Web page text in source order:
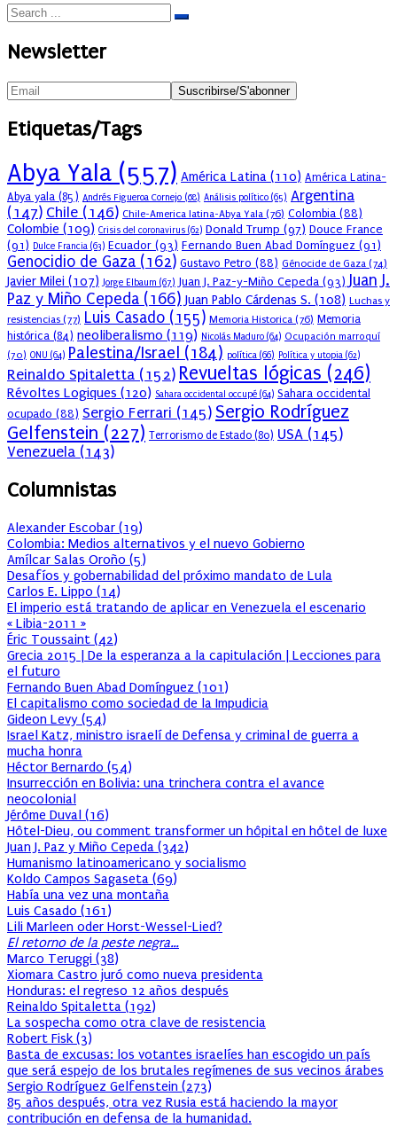
Newsletter
Etiquetas/Tags
Abya Yala (557) América Latina (110) América Latina-
Abya yala (85) Andrés Figueroa Cornejo (68) Análisis político (65) Argentina
(147) Chile (146) Chile-America latina-Abya Yala (76) Colombia (88)
Colombie (109) Crisis del coronavirus (62) Donald Trump (97) Douce France
(91) Dulce Francia (63) Ecuador (93) Fernando Buen Abad Domínguez (91)
Genocidio de Gaza (162) Gustavo Petro (88) Génocide de Gaza (74)
Javier Milei (107) Jorge Elbaum (67) Juan J. Paz-y-Miño Cepeda (93) Juan J.
Paz y Miño Cepeda (166) Juan Pablo Cárdenas S. (108) Luchas y
resistencias (77) Luis Casado (155) Memoria Historica (76) Memoria
histórica (84) neoliberalismo (119) Nicolás Maduro (64) Ocupación marroquí
(70) ONU (64) Palestina/Israel (184) política (66) Política y utopia (62)
Reinaldo Spitaletta (152) Revueltas lógicas (246)
Révoltes Logiques (120) Sahara occidental occupé (64) Sahara occidental
ocupado (88) Sergio Ferrari (145) Sergio Rodríguez
Gelfenstein (227) Terrorismo de Estado (80) USA (145)
Venezuela (143)
Columnistas
Alexander Escobar (19)
Colombia: Medios alternativos y el nuevo Gobierno
Amílcar Salas Oroño (5)
Desafíos y gobernabilidad del próximo mandato de Lula
Carlos E. Lippo (14)
El imperio está tratando de aplicar en Venezuela el escenario
« Libia-2011 »
Éric Toussaint (42)
Grecia 2015 | De la esperanza a la capitulación | Lecciones para
el futuro
Fernando Buen Abad Domínguez (101)
El capitalismo como sociedad de la Impudicia
Gideon Levy (54)
Israel Katz, ministro israelí de Defensa y criminal de guerra a
mucha honra
Héctor Bernardo (54)
Insurrección en Bolivia: una trinchera contra el avance
neocolonial
Jérôme Duval (16)
Hôtel-Dieu, ou comment transformer un hôpital en hôtel de luxe
Juan J. Paz y Miño Cepeda (342)
Humanismo latinoamericano y socialismo
Koldo Campos Sagaseta (69)
Había una vez una montaña
Luis Casado (161)
Lili Marleen oder Horst-Wessel-Lied?
El retorno de la peste negra…
Marco Teruggi (38)
Xiomara Castro juró como nueva presidenta
Honduras: el regreso 12 años después
Reinaldo Spitaletta (192)
La sospecha como otra clave de resistencia
Robert Fisk (3)
Basta de excusas: los votantes israelíes han escogido un país
que será espejo de los brutales regímenes de sus vecinos árabes
Sergio Rodríguez Gelfenstein (273)
85 años después, otra vez Rusia está haciendo la mayor
contribución en defensa de la humanidad.